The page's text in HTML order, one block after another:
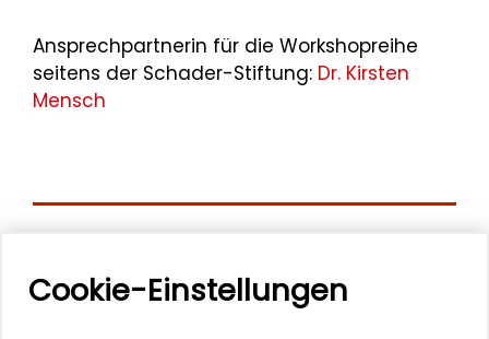
Ansprechpartnerin für die Workshopreihe
seitens der Schader-Stiftung: Dr. Kirsten
Mensch
Veranstaltungen
Cookie-Einstellungen